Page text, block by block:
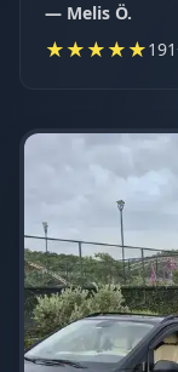
— Melis Ö.
★★★★★